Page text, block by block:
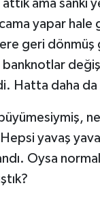
attık ama sanki
yapar hale
geri
Hatta daha da
yavaş
Oysa